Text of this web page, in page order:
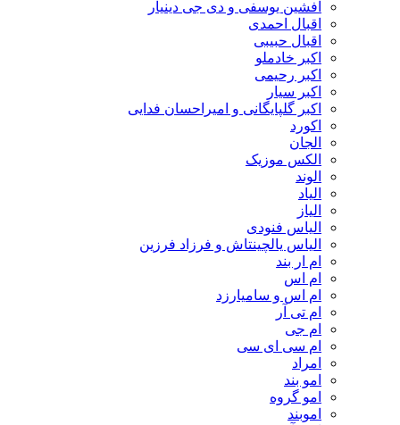
افشین یوسفی و دی جی دینیار
اقبال احمدی
اقبال حبیبی
اکبر خادملو
اکبر رحیمی
اکبر سیار
اکبر گلپایگانی و امیراحسان فدایی
اکورد
الجان
الکس موزیک
الوند
الیاد
الیاز
الیاس فنودی
الیاس یالچینتاش و فرزاد فرزین
ام‌ ار بند
ام اس
ام اس و سامیارزد
ام تی آر
ام جی
ام سی ای سی
امراد
امو بند
امو گروه
اموبند